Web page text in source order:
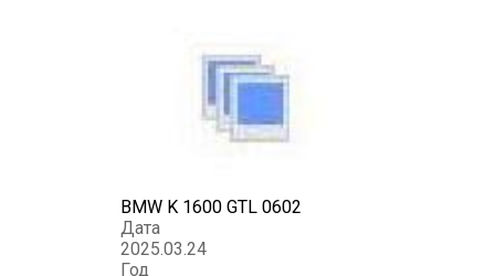
BMW K 1600 GTL 0602
Дата
2025.03.24
Год